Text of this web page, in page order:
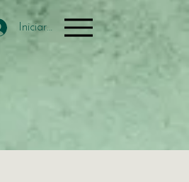
Iniciar sesión